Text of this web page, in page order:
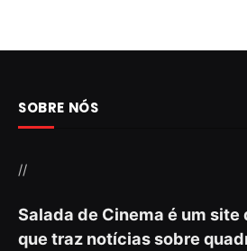
SOBRE NÓS
//
Salada de Cinema é um site
que traz notícias sobre